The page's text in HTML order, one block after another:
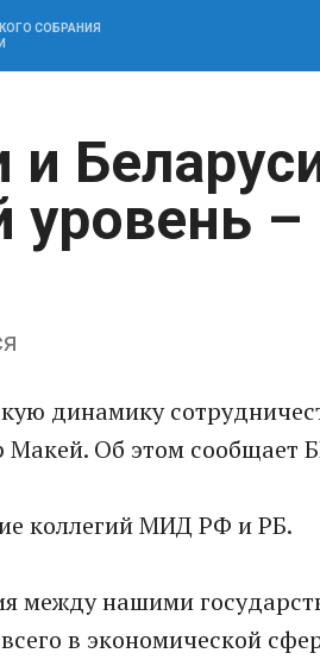
СОБРАНИЯ
уровень –
динамику
Об этом сообщает
коллегий МИД РФ и РБ.
между нашими
в экономической